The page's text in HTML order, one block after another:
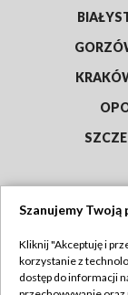
Szanujemy Twoją
Kliknij "Akceptuję i
korzystanie z
dostęp do informacji